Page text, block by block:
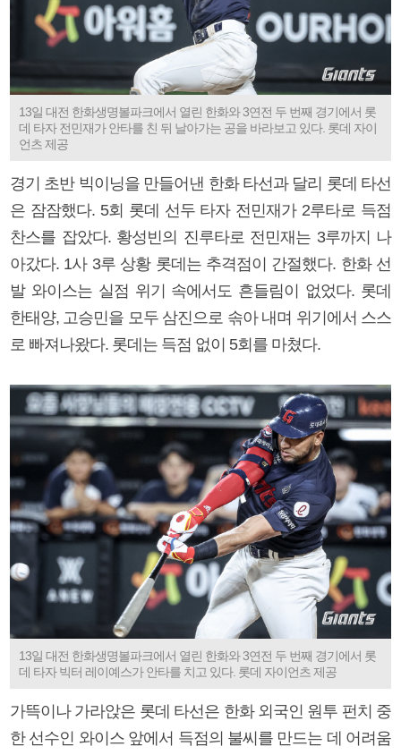
13일 대전 한화생명볼파크에서 열린 한화와 3연전 두 번째 경기에서 롯
데 타자 전민재가 안타를 친 뒤 날아가는 공을 바라보고 있다. 롯데 자이
언츠 제공
경기 초반 빅이닝을 만들어낸 한화 타선과 달리 롯데 타선
은 잠잠했다. 5회 롯데 선두 타자 전민재가 2루타로 득점
찬스를 잡았다. 황성빈의 진루타로 전민재는 3루까지 나
아갔다. 1사 3루 상황 롯데는 추격점이 간절했다. 한화 선
발 와이스는 실점 위기 속에서도 흔들림이 없었다. 롯데
한태양, 고승민을 모두 삼진으로 솎아 내며 위기에서 스스
로 빠져나왔다. 롯데는 득점 없이 5회를 마쳤다.
13일 대전 한화생명볼파크에서 열린 한화와 3연전 두 번째 경기에서 롯
데 타자 빅터 레이예스가 안타를 치고 있다. 롯데 자이언츠 제공
가뜩이나 가라앉은 롯데 타선은 한화 외국인 원투 펀치 중
한 선수인 와이스 앞에서 득점의 불씨를 만드는 데 어려움